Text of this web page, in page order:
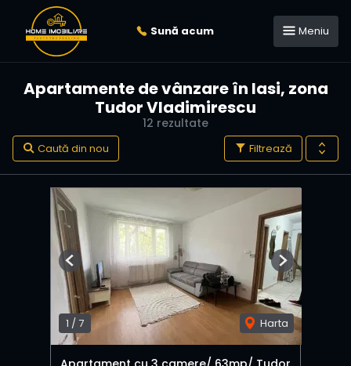
Sună acum Meniu
12 rezultate
Apartamente de vânzare în Iasi, zona
Tudor Vladimirescu
Filtrează
Caută din nou
1 /7 Harta
Previous Next